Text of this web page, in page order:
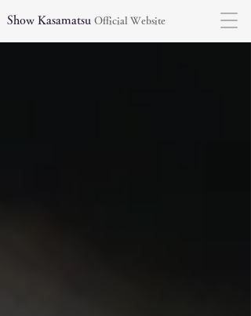
Show Kasamatsu Official Website